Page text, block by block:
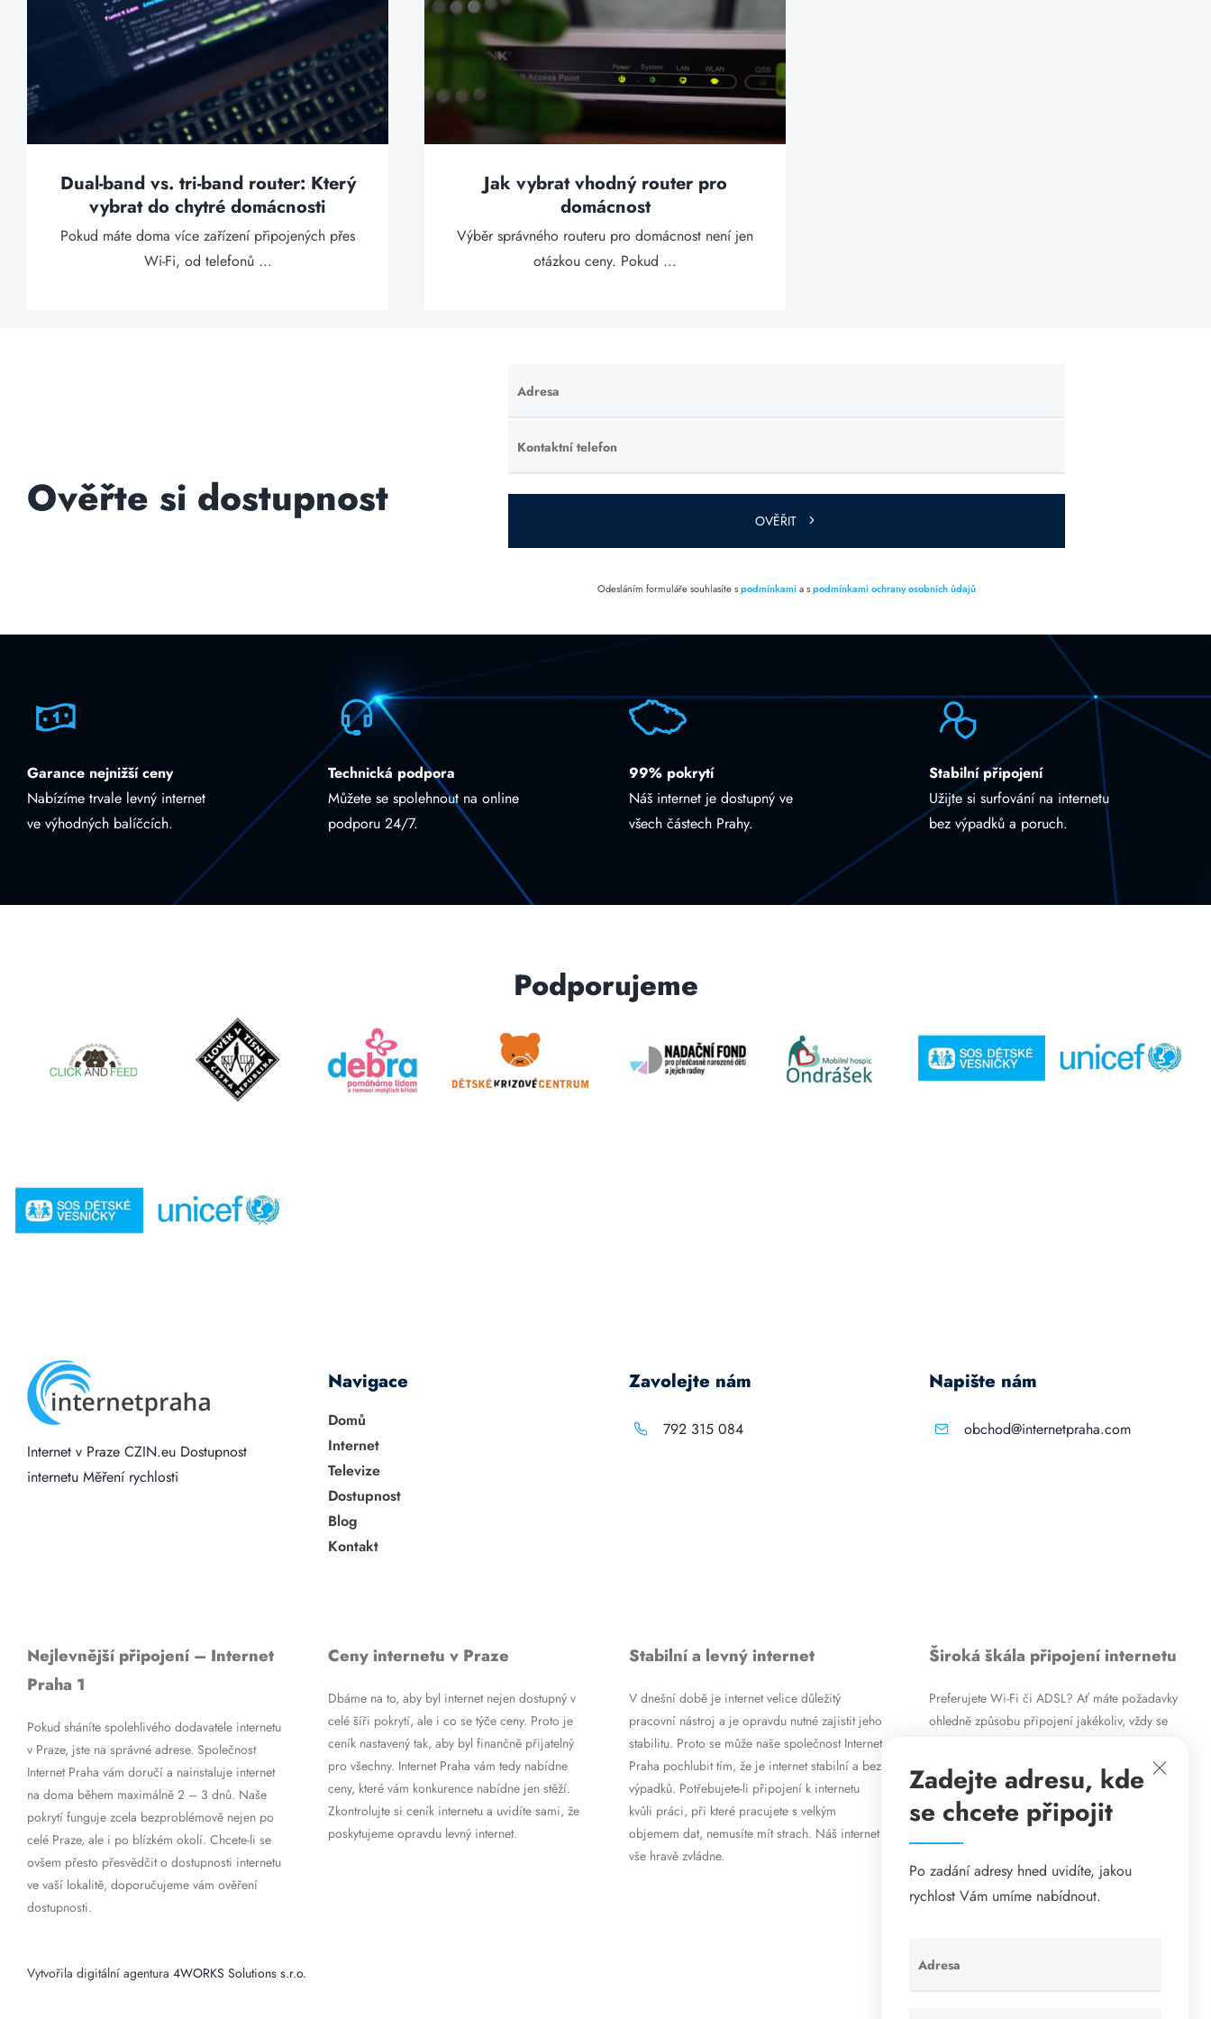
Dual-band vs. tri-band router: Který
vybrat do chytré domácnosti
Pokud máte doma více zařízení připojených přes
Wi-Fi, od telefonů ...
Jak vybrat vhodný router pro
domácnost
Výběr správného routeru pro domácnost není jen
otázkou ceny. Pokud ...
Ověřte si dostupnost
Adresa
Ponechte
toto pole
prázdné.
Kontaktní telefon
Ponechte
toto pole
prázdné.
OVĚŘIT
Odesláním formuláře souhlasíte spodmínkamia spodmínkami ochrany osobních údajů
Garance nejnižší ceny
Nabízíme trvale levný internet
ve výhodných balíčcích.
Technická podpora
Můžete se spolehnout na online
podporu 24/7.
99% pokrytí
Náš internet je dostupný ve
všech částech Prahy.
Stabilní připojení
Užijte si surfování na internetu
bez výpadků a poruch.
Podporujeme
Internet v Praze CZIN.eu Dostupnost
internetu Měření rychlosti
Navigace
Domů
Internet
Televize
Dostupnost
Blog
Kontakt
Zavolejte nám
792 315 084
Napište nám
obchod@internetpraha.com
Nejlevnější připojení – Internet
Praha 1
Pokud sháníte spolehlivého dodavatele internetu
v Praze, jste na správné adrese. Společnost
Internet Praha vám doručí a nainstaluje internet
na doma během maximálně 2 – 3 dnů. Naše
pokrytí funguje zcela bezproblémově nejen po
celé Praze, ale i po blízkém okolí. Chcete-li se
ovšem přesto přesvědčit o dostupnosti internetu
ve vaší lokalitě, doporučujeme vám ověření
dostupnosti.
Ceny internetu v Praze
Dbáme na to, aby byl internet nejen dostupný v
celé šíři pokrytí, ale i co se týče ceny. Proto je
ceník nastavený tak, aby byl finančně přijatelný
pro všechny. Internet Praha vám tedy nabídne
ceny, které vám konkurence nabídne jen stěží.
Zkontrolujte si ceník internetu a uvidíte sami, že
poskytujeme opravdu levný internet.
Stabilní a levný internet
V dnešní době je internet velice důležitý
pracovní nástroj a je opravdu nutné zajistit jeho
stabilitu. Proto se může naše společnost Internet
Praha pochlubit tím, že je internet stabilní a bez
výpadků. Potřebujete-li připojení k internetu
kvůli práci, při které pracujete s velkým
objemem dat, nemusíte mít strach. Náš internet
vše hravě zvládne.
Široká škála připojení internetu
Preferujete Wi-Fi či ADSL? Ať máte požadavky
ohledně způsobu připojení jakékoliv, vždy se
vysokorychlostního ADSL internetu nabízíme
rovněž mobilní internet i levné internetové
připojení prostřednictvím Wi-Fi. Způsob
připojení přizpůsobíme vašim specifickým
Vytvořila digitální agentura 4WORKS Solutions s.r.o.
Zadejte adresu, kde
se chcete připojit
Po zadání adresy hned uvidíte, jakou
rychlost Vám umíme nabídnout.
Adresa
Ponechte
toto pole